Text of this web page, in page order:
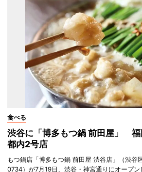
食べる
渋谷に「博多もつ鍋 前田屋」 福
都内2号店
もつ鍋店「博多もつ鍋 前田屋 渋谷店」（渋
0734）が7月19日、渋谷・神宮通りにオープン